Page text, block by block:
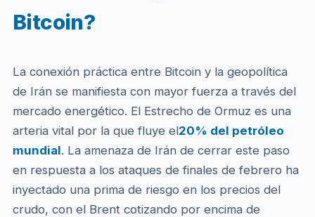
Bitcoin?
La conexión práctica entre Bitcoin y la geopolítica
de Irán se manifiesta con mayor fuerza a través del
mercado energético. El Estrecho de Ormuz es una
arteria vital por la que fluye el20% del petróleo
mundial. La amenaza de Irán de cerrar este paso
en respuesta a los ataques de finales de febrero ha
inyectado una prima de riesgo en los precios del
crudo, con el Brent cotizando por encima de